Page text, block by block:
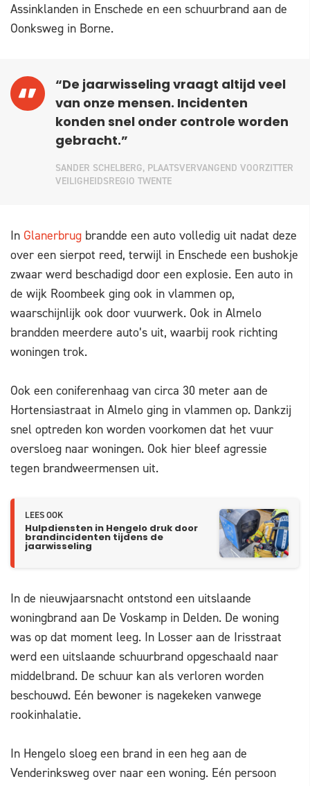
Assinklanden in Enschede en een schuurbrand aan de
Oonksweg in Borne.
“De jaarwisseling vraagt altijd veel
van onze mensen. Incidenten
konden snel onder controle worden
gebracht.”
SANDER SCHELBERG, PLAATSVERVANGEND VOORZITTER
VEILIGHEIDSREGIO TWENTE
In Glanerbrug brandde een auto volledig uit nadat deze
over een sierpot reed, terwijl in Enschede een bushokje
zwaar werd beschadigd door een explosie. Een auto in
de wijk Roombeek ging ook in vlammen op,
waarschijnlijk ook door vuurwerk. Ook in Almelo
brandden meerdere auto’s uit, waarbij rook richting
woningen trok.
Ook een coniferenhaag van circa 30 meter aan de
Hortensiastraat in Almelo ging in vlammen op. Dankzij
snel optreden kon worden voorkomen dat het vuur
oversloeg naar woningen. Ook hier bleef agressie
tegen brandweermensen uit.
LEES OOK
Hulpdiensten in Hengelo druk door
brandincidenten tijdens de
jaarwisseling
In de nieuwjaarsnacht ontstond een uitslaande
woningbrand aan De Voskamp in Delden. De woning
was op dat moment leeg. In Losser aan de Irisstraat
werd een uitslaande schuurbrand opgeschaald naar
middelbrand. De schuur kan als verloren worden
beschouwd. Eén bewoner is nagekeken vanwege
rookinhalatie.
In Hengelo sloeg een brand in een heg aan de
Venderinksweg over naar een woning. Eén persoon